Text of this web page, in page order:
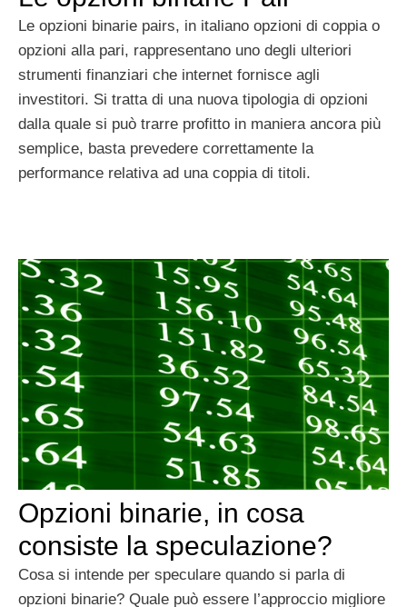
Le opzioni binarie pairs, in italiano opzioni di coppia o
opzioni alla pari, rappresentano uno degli ulteriori
strumenti finanziari che internet fornisce agli
investitori. Si tratta di una nuova tipologia di opzioni
dalla quale si può trarre profitto in maniera ancora più
semplice, basta prevedere correttamente la
performance relativa ad una coppia di titoli.
Opzioni binarie, in cosa
consiste la speculazione?
Cosa si intende per speculare quando si parla di
opzioni binarie? Quale può essere l’approccio migliore